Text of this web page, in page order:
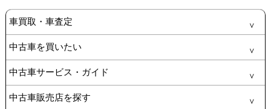
車買取・車査定
中古車を買いたい
中古車サービス・ガイド
中古車販売店を探す